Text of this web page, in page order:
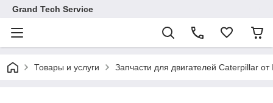
Grand Tech Service
Товары и услуги Запчасти для двигателей Caterpillar от